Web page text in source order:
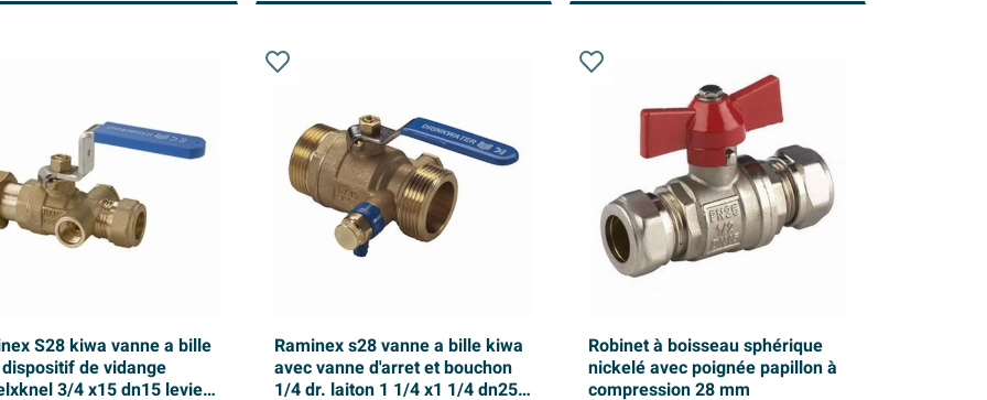
S28 kiwa vanne a bille
de vidange
3/4 x15 dn15 levier
Raminex s28 vanne a bille kiwa
avec vanne d'arret et bouchon
1/4 dr. laiton 1 1/4 x1 1/4 dn25
Robinet à boisseau sphérique
nickelé avec poignée papillon à
compression 28 mm